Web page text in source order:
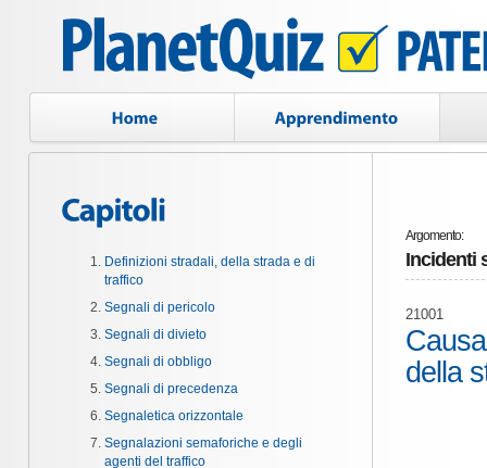
Definizioni stradali, della strada e di
traffico
Segnali di pericolo
Segnali di divieto
Segnali di obbligo
Segnali di precedenza
Segnaletica orizzontale
Segnalazioni semaforiche e degli
agenti del traffico
Argomento:
Incidenti
21001
della